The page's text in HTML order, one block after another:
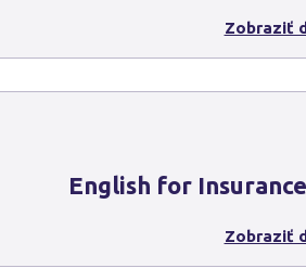
Zobraziť
English for Insurance
Zobraziť